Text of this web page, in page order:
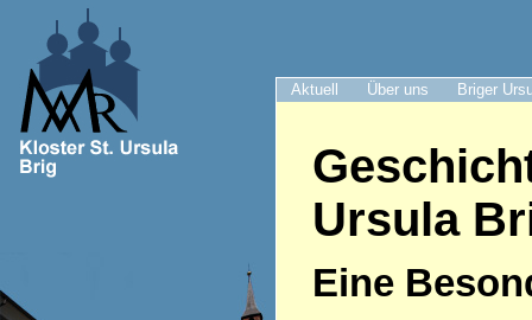
Aktuell Über uns Briger
Ursula
Eine